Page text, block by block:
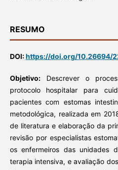
RESUMO
DOI:https://doi.org/10.26694/
Objetivo:Descrever o
protocolo hospitalar para
pacientes com estomas
metodológica, realizada em
de literatura e elaboração da
revisão por especialistas
os enfermeiros das unidades
terapia intensiva, e avaliação